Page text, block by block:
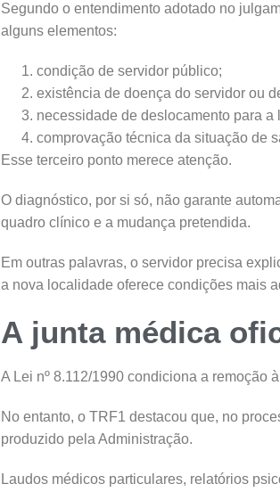
Segundo o entendimento adotado no
alguns elementos:
condição de servidor público;
existência de doença do servidor ou
necessidade de deslocamento para a
comprovação técnica da situação de
Esse terceiro ponto merece atenção.
O diagnóstico, por si só, não garante
quadro clínico e a mudança pretendida.
Em outras palavras, o servidor precisa
a nova localidade oferece condições mais
A junta médica
A Lei nº 8.112/1990 condiciona a remoção
No entanto, o TRF1 destacou que, no
produzido pela Administração.
Laudos médicos particulares, relatórios